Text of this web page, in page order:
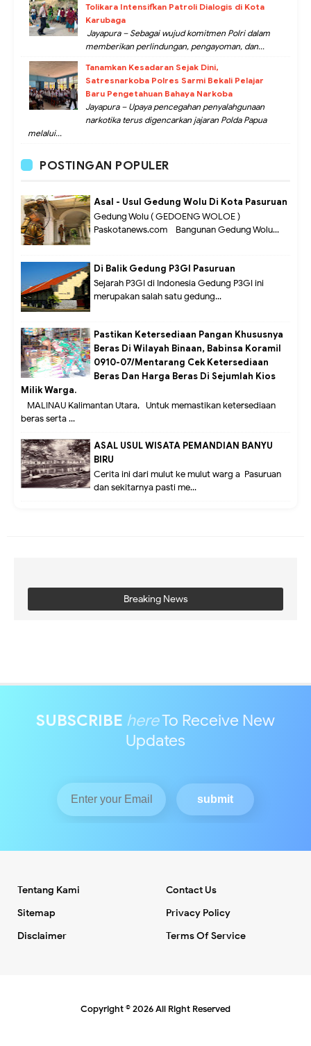
Tolikara Intensifkan Patroli Dialogis di Kota
Karubaga
Jayapura – Sebagai wujud komitmen Polri dalam
memberikan perlindungan, pengayoman, dan...
Tanamkan Kesadaran Sejak Dini,
Satresnarkoba Polres Sarmi Bekali Pelajar
Baru Pengetahuan Bahaya Narkoba
Jayapura – Upaya pencegahan penyalahgunaan
narkotika terus digencarkan jajaran Polda Papua
melalui...
POSTINGAN POPULER
Asal - Usul Gedung Wolu Di Kota Pasuruan
Gedung Wolu ( GEDOENG WOLOE )
Paskotanews.com - Bangunan Gedung Wolu...
Di Balik Gedung P3GI Pasuruan
Sejarah P3GI di Indonesia Gedung P3GI ini
merupakan salah satu gedung...
Pastikan Ketersediaan Pangan Khususnya
Beras Di Wilayah Binaan, Babinsa Koramil
0910-07/Mentarang Cek Ketersediaan
Beras Dan Harga Beras Di Sejumlah Kios
Milik Warga.
MALINAU Kalimantan Utara,- Untuk memastikan ketersediaan
beras serta ...
ASAL USUL WISATA PEMANDIAN BANYU
BIRU
Cerita ini dari mulut ke mulut warg a Pasuruan
dan sekitarnya pasti me...
Breaking News
SUBSCRIBE hereTo Receive New
Updates
Tentang Kami
Contact Us
Sitemap
Privacy Policy
Disclaimer
Terms Of Service
Copyright ©2026All Right Reserved